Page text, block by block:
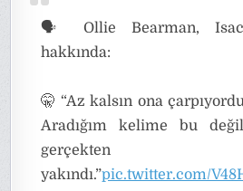
🗣️ Ollie Bearman,
hakkında:
🤫 “Az kalsın ona
Aradığım kelime bu
yakındı.”pic.twitter.com/